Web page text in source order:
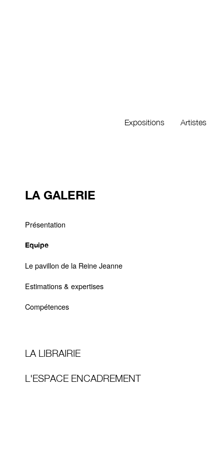
Expositions Artistes
LA GALERIE
Présentation
Equipe
Le pavillon de la Reine Jeanne
Estimations & expertises
Compétences
LA LIBRAIRIE
L'ESPACE ENCADREMENT